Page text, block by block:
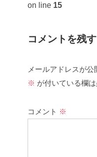
on line 15
コメントを残す
メールアドレスが公
※ が付いている欄
コメント ※